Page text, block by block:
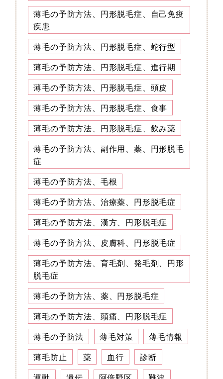
薄毛の予防方法、円形脱毛症、自己免疫
疾患
薄毛の予防方法、円形脱毛症、蛇行型
薄毛の予防方法、円形脱毛症、進行期
薄毛の予防方法、円形脱毛症、頭皮
薄毛の予防方法、円形脱毛症、食事
薄毛の予防方法、円形脱毛症、飲み薬
薄毛の予防方法、副作用、薬、円形脱毛
症
薄毛の予防方法、毛根
薄毛の予防方法、治療薬、円形脱毛症
薄毛の予防方法、漢方、円形脱毛症
薄毛の予防方法、皮膚科、円形脱毛症
薄毛の予防方法、育毛剤、発毛剤、円形
脱毛症
薄毛の予防方法、薬、円形脱毛症
薄毛の予防方法、頭痛、円形脱毛症
薄毛の予防法
薄毛対策
薄毛情報
薄毛防止
薬 血行
診断